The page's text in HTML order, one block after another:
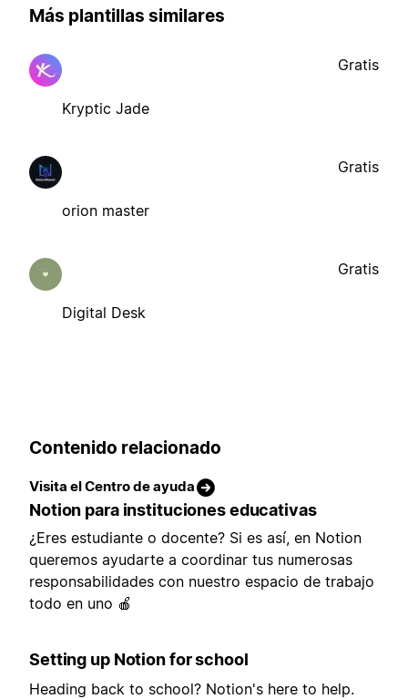
Más plantillas similares
Kryptic Jade
Gratis
orion master
Gratis
Digital Desk
Gratis
Contenido relacionado
Visita el Centro de ayuda
Notion para instituciones educativas
¿Eres estudiante o docente? Si es así, en Notion
queremos ayudarte a coordinar tus numerosas
responsabilidades con nuestro espacio de trabajo
todo en uno 🍎
Setting up Notion for school
Heading back to school? Notion's here to help.